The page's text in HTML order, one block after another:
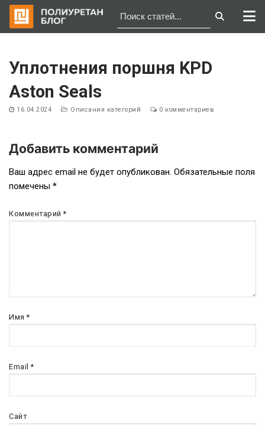
содержимому
Уплотнения поршня KPD
Aston Seals
16.04.2024 Описания категорий 0 комментариев
Навигация
по
записям
Добавить комментарий
Ваш адрес email не будет опубликован. Обязательные поля
помечены *
Комментарий*
Имя*
Email*
Сайт